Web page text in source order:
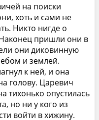
на поиски
хоть и сами не
Никто нигде о
пришли они в
они диковинную
и землей.
к ней, и она
голову. Царевич
тихонько опустилась
но ни у кого из
войти в хижину.